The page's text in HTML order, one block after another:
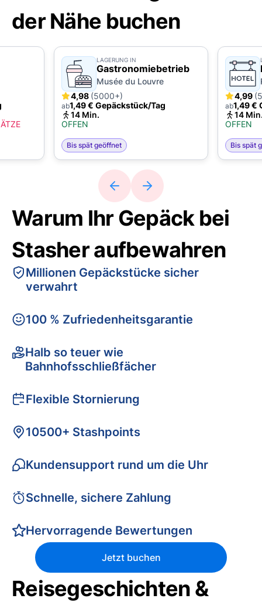
der Nähe buchen
LAGERUNG IN
Gastronomiebetrieb
Musée du Louvre
4,98 (5000+)
ab1,49 € Gepäckstück/Tag
14 Min.
OFFEN
Bis spät geöffnet
4,99
ab1,49 €
14
OFFEN
Bis spät
Warum Ihr Gepäck bei
Stasher aufbewahren
Millionen Gepäckstücke sicher
verwahrt
100 % Zufriedenheitsgarantie
Halb so teuer wie
Bahnhofsschließfächer
Flexible Stornierung
10500+ Stashpoints
Kundensupport rund um die Uhr
Schnelle, sichere Zahlung
Hervorragende Bewertungen
Jetzt buchen
Reisegeschichten &